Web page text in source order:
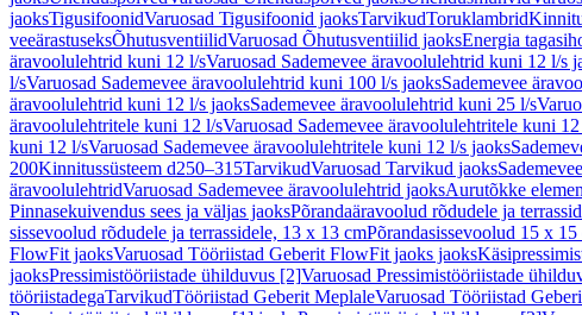
jaoksTigusifoonidVaruosad Tigusifoonid jaoksTarvikudToruklambrid
veeärastuseksÕhutusventiilidVaruosad Õhutusventiilid jaoksEnergia
äravoolulehtrid kuni 12 l/sVaruosad Sademevee äravoolulehtrid kuni 12 l/s
l/sVaruosad Sademevee äravoolulehtrid kuni 100 l/s jaoksSademevee
äravoolulehtrid kuni 12 l/s jaoksSademevee äravoolulehtrid kuni 25 l/s
äravoolulehtritele kuni 12 l/sVaruosad Sademevee äravoolulehtritele kuni
kuni 12 l/sVaruosad Sademevee äravoolulehtritele kuni 12 l/s jaoks
200Kinnitussüsteem d250–315TarvikudVaruosad Tarvikud jaoks
äravoolulehtridVaruosad Sademevee äravoolulehtrid jaoksAurutõkke
Pinnasekuivendus sees ja väljas jaoksPõrandaäravoolud rõdudele ja
sissevoolud rõdudele ja terrassidele, 13 x 13 cmPõrandasissevoolud 15 x 15
FlowFit jaoksVaruosad Tööriistad Geberit FlowFit jaoks jaoks
jaoksPressimistööriistade ühilduvus [2]Varuosad Pressimistööriistade
tööriistadegaTarvikudTööriistad Geberit MeplaleVaruosad Tööriistad